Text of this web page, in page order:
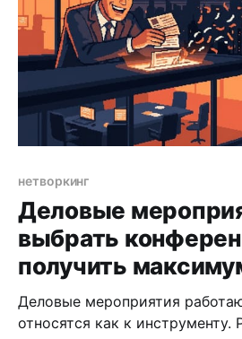
нетворкинг
Деловые
выбрать
получить
Деловые мероприятия
относятся как к инструменту.